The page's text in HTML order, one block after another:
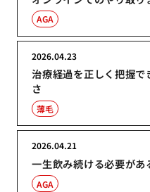
AGA
治療経過を正しく把握
さ
2026.04.23
薄毛
一生飲み続ける必要が
2026.04.21
AGA